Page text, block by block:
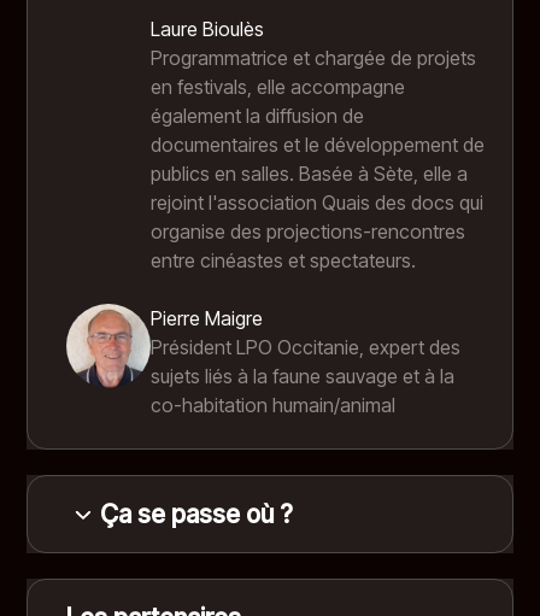
2024
quotidien et à vous connecter à la nature par ses
Partager la terre, une invitation à l'équilibre
Ce film nous rappelle que vivre en harmonie avec
le monde animal est essentiel. Il explore la
complexité des relations entre l'homme et les
animaux, et ouvre des perspectives sur un
partage plus respectueux de notre territoire.
Le loup, au-delà du mythe
Le film nous invite à regarder le loup avec une
approche nuancée, en explorant les enjeux qui
entourent cette espèce emblématique et sa
place dans nos écosystèmes. Ce film est une
ode à la nature, un appel à l'empathie et une
invitation à se reconnecter à notre propre
sensibilité.
Une expérience cinématographique inoubliable !
Laure Bioulès
Programmatrice et chargée de projets
en festivals, elle accompagne
également la diffusion de
documentaires et le développement de
publics en salles. Basée à Sète, elle a
rejoint l'association Quais des docs qui
organise des projections-rencontres
entre cinéastes et spectateurs.
Pierre Maigre
Président LPO Occitanie, expert des
sujets liés à la faune sauvage et à la
co-habitation humain/animal
Ça se passe où ?